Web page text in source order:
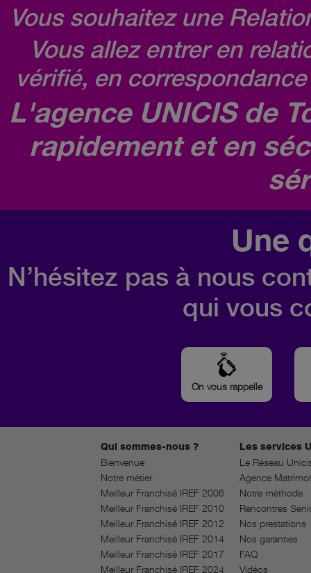
Vous souhaitez une
Vous allez entrer en
vérifié, en
L'agence UNICIS de
rapidement et en
Une
N’hésitez pas à nous
qui vous
On vous rappelle
Qui sommes-nous ?
Bienvenue
Notre métier
Meilleur Franchisé IREF 2006
Meilleur Franchisé IREF 2010
Meilleur Franchisé IREF 2012
Meilleur Franchisé IREF 2014
Meilleur Franchisé IREF 2017
Meilleur Franchisé IREF 2024
Les services
Le Réseau
Agence
Notre méthode
Rencontres
Nos prestations
Nos garanties
FAQ
Vidéos